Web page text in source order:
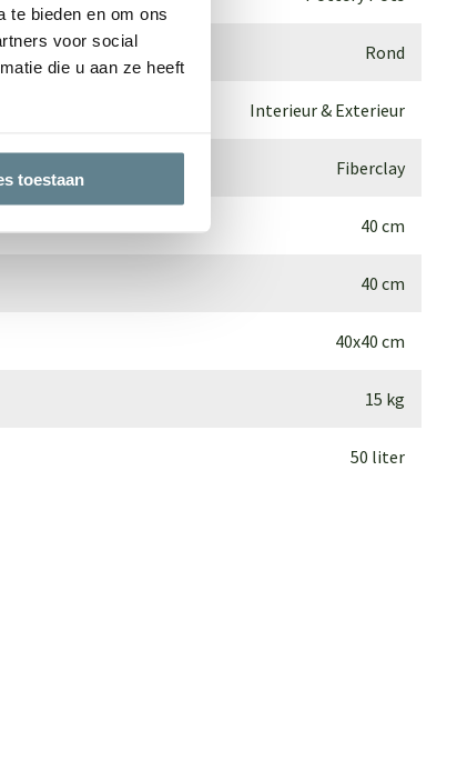
te bieden en om ons
voor social
die u aan ze heeft
toestaan
Rond
Interieur & Exterieur
Fiberclay
40 cm
40 cm
40x40 cm
15 kg
50 liter